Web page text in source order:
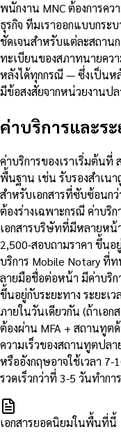
พนักงาน MNC ต้องการคว
ธุรกิจ ทีมเราออกแบบกระ
ชัดเจนสำหรับแต่ละสถาน
ทะเบียนของสภาทนายคว
หลังได้ทุกกรณี — ซึ่งเป็นห
มีข้อสงสัยจากหน่วยงานปล
ค่าบริการและระ
ค่าบริการของเราเริ่มต้นที่
พื้นฐาน เช่น รับรองสำเน
สำหรับเอกสารที่ซับซ้อนก
ต้องร่างเฉพาะกรณี ค่าบริ
เอกสารบริษัทที่มีหลายหน้
2,500-สอบถามราคา ขึ้น
บริการ Mobile Notary ที่
ลายมือชื่อต่อหน้า มีค่าบริก
ขึ้นอยู่กับระยะทาง ระยะเ
ภายในวันเดียวกัน (ถ้าเอก
ต้องผ่าน MFA + สถานทูต
ความเร็วของสถานทูตปล
หรืออังกฤษอาจใช้เวลา
รวดเร็วกว่าที่ 3-5 วันทำการ
เอกสารยอดนิยมในพื้นที่นี้